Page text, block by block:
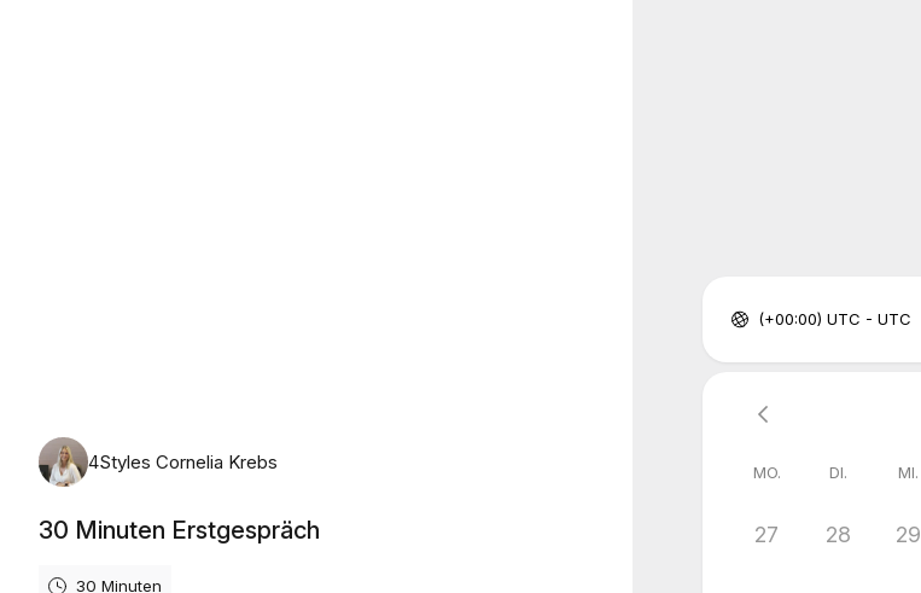
4Styles Cornelia Krebs
30 Minuten Erstgespräch
30 Minuten
(+00:00) UTC - UTC
MO. DI. MI.
27 28 29